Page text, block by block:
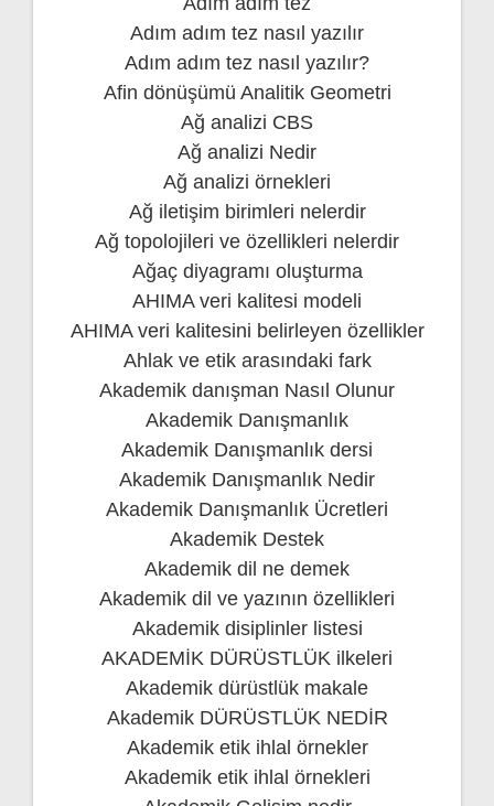
Adım adım tez nasıl yazılır
Adım adım tez nasıl yazılır?
Afin dönüşümü Analitik Geometri
Ağ analizi CBS
Ağ analizi Nedir
Ağ analizi örnekleri
Ağ iletişim birimleri nelerdir
Ağ topolojileri ve özellikleri nelerdir
Ağaç diyagramı oluşturma
AHIMA veri kalitesi modeli
AHIMA veri kalitesini belirleyen özellikler
Ahlak ve etik arasındaki fark
Akademik danışman Nasıl Olunur
Akademik Danışmanlık
Akademik Danışmanlık dersi
Akademik Danışmanlık Nedir
Akademik Danışmanlık Ücretleri
Akademik Destek
Akademik dil ne demek
Akademik dil ve yazının özellikleri
Akademik disiplinler listesi
AKADEMİK DÜRÜSTLÜK ilkeleri
Akademik dürüstlük makale
Akademik DÜRÜSTLÜK NEDİR
Akademik etik ihlal örnekler
Akademik etik ihlal örnekleri